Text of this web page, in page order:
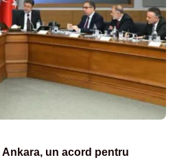
un acord pentru